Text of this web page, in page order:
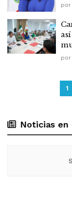
por
por
1
Noticias en